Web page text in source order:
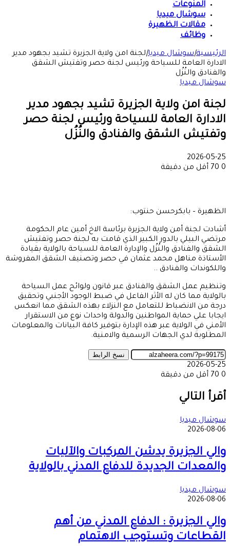
المنوعات
سوشال ميديا
مقالات الظهيرة
وظائف
الرئيسية|سوشال ميديا|لجنة امن ولاية الجزيرة تشيد بجهود مدير
الادارة العامة للسياحة ورئيس لجنة حصر وتفتيش الشقق
والفنادق والنُزُل
سوشال ميديا
لجنة امن ولاية الجزيرة تشيد بجهود مدير
الادارة العامة للسياحة ورئيس لجنة حصر
وتفتيش الشقق والفنادق والنُزُل
2026-05-25
0
أقل من دقيقة
الظهيرة – بابكرحسن حنتوب:
أشادت لجنة أمن ولاية الجزيرة برئاسة الاخ أمين عام الحكومة
مرتضي البيلي بالدور الكبير الذي قامت به لجنة حصر وتفتيش
الشقق والفنادق والنُزُل والإدارة العامة للسياحة بالولاية بقيادة
الأستاذة مناهل محمد عثمان في حصر وتصنيف الشقق المفروشة
واللكوندات والفنادق ..
وتنظيم عمل الشقق والفنادق عبر قانون ولوائح عمل السياحة
بالولاية مما كان له الأثر الفاعل في ضبط الوجود الأجنبي وتحقيق
درجة من الانضباط للتعامل مع النزلاء بهذه الشقق مما انعكس
ايجابا علي حماية المواطنين والدولة واحداث نوع من الاستقرار
الأمني في الولاية عبر هذه الإدارة بتوفير كافة البيانات والمعلومات
المطلوبة لدي الجهات الرسمية والامنية.
نسخ الرابط
2026-05-25
0
أقل من دقيقة
عبر
البريد
أقرأ التالي
سوشال ميديا
2026-08-06
والي الجزيرة يدشن المركبات والآليات
والمعدات الجديدة للدفاع المدني بالولاية
سوشال ميديا
2026-08-06
والي الجزيرة : الدفاع المدني من أهم
القطاعات وتستوجب الاهتمام